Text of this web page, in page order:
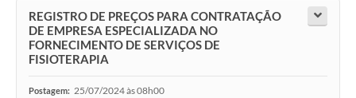
REGISTRO DE PREÇOS PARA CONTRATAÇÃO
DE EMPRESA ESPECIALIZADA NO
FORNECIMENTO DE SERVIÇOS DE
FISIOTERAPIA
Postagem: 25/07/2024 às 08h00